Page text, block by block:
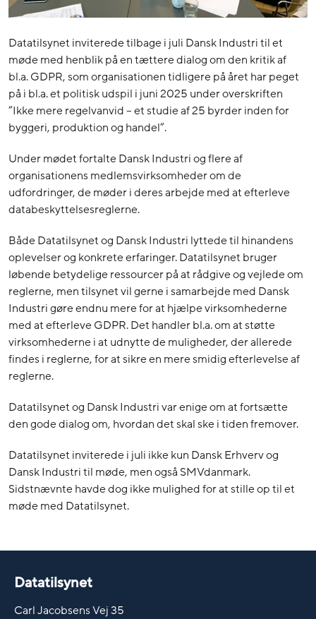
Datatilsynet inviterede tilbage i juli Dansk Industri til et
møde med henblik på en tættere dialog om den kritik af
bl.a. GDPR, som organisationen tidligere på året har peget
på i bl.a. et politisk udspil i juni 2025 under overskriften
”Ikke mere regelvanvid – et studie af 25 byrder inden for
byggeri, produktion og handel”.
Under mødet fortalte Dansk Industri og flere af
organisationens medlemsvirksomheder om de
udfordringer, de møder i deres arbejde med at efterleve
databeskyttelsesreglerne.
Både Datatilsynet og Dansk Industri lyttede til hinandens
oplevelser og konkrete erfaringer. Datatilsynet bruger
løbende betydelige ressourcer på at rådgive og vejlede om
reglerne, men tilsynet vil gerne i samarbejde med Dansk
Industri gøre endnu mere for at hjælpe virksomhederne
med at efterleve GDPR. Det handler bl.a. om at støtte
virksomhederne i at udnytte de muligheder, der allerede
findes i reglerne, for at sikre en mere smidig efterlevelse af
reglerne.
Datatilsynet og Dansk Industri var enige om at fortsætte
den gode dialog om, hvordan det skal ske i tiden fremover.
Datatilsynet inviterede i juli ikke kun Dansk Erhverv og
Dansk Industri til møde, men også SMVdanmark.
Sidstnævnte havde dog ikke mulighed for at stille op til et
møde med Datatilsynet.
Datatilsynet
Carl Jacobsens Vej 35